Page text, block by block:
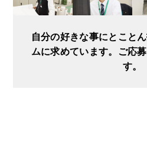
自分の好きな事にとこと
ムに求めています。ご応
す。